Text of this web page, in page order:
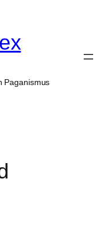
Paganismus